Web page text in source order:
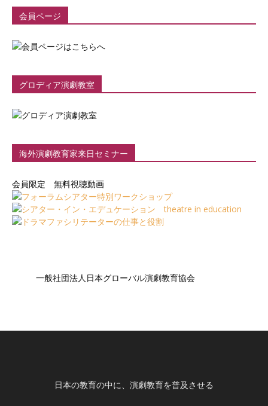
会員ページ
グロディア演劇教室
海外演劇教育家来日セミナー
会員限定 無料視聴動画
一般社団法人日本グローバル演劇教育協会
日本の教育の中に、演劇教育を普及させる